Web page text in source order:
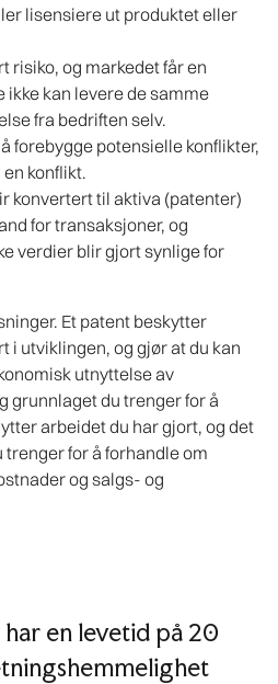
lisensiere ut produktet eller
risiko, og markedet får en
ikke kan levere de samme
fra bedriften selv.
forebygge potensielle konflikter,
konflikt.
konvertert til aktiva (patenter)
for transaksjoner, og
verdier blir gjort synlige for
Et patent beskytter
i utviklingen, og gjør at du kan
utnyttelse av
grunnlaget du trenger for å
arbeidet du har gjort, og det
for å forhandle om
og salgs- og
en levetid på 20